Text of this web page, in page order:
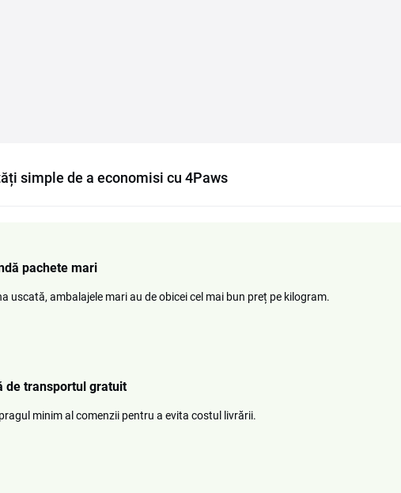
simple de a economisi cu 4Paws
pachete mari
uscată, ambalajele mari au de obicei cel mai bun preț pe kilogram.
de transportul gratuit
minim al comenzii pentru a evita costul livrării.